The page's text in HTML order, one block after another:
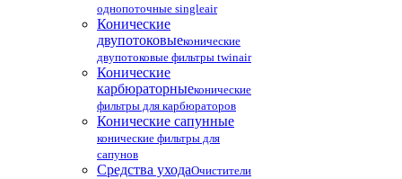
однопоточные singleair
Конические
двупотоковыеконические
двупотоковые фильтры twinair
Конические
карбюраторныеконические
фильтры для карбюраторов
Конические сапунные
конические фильтры для
сапунов
Средства уходаОчистители